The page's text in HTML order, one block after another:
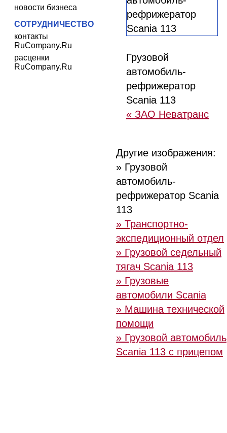
новости бизнеса
СОТРУДНИЧЕСТВО
контакты
RuCompany.Ru
расценки
RuCompany.Ru
Грузовой
автомобиль-
рефрижератор
Scania 113
« ЗАО Неватранс
Другие изображения:
» Грузовой
автомобиль-
рефрижератор Scania
113
» Транспортно-
экспедиционный отдел
» Грузовой седельный
тягач Scania 113
» Грузовые
автомобили Scania
» Машина технической
помощи
» Грузовой автомобиль
Scania 113 с прицепом